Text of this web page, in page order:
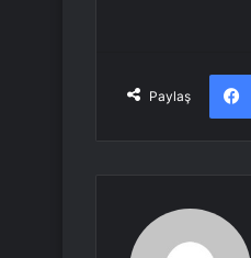
Paylaş